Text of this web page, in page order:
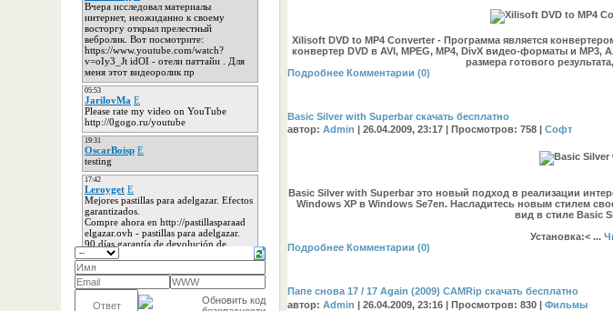
Xilisoft DVD to MP4 Converter- Программа является
конвертер DVD в AVI, MPEG, MP4, DivX видео-форматы и
размера готового
Подробнее Комментарии (0)
Basic Silver with Superbar скачать бесплатно
автор:Admin | 26.04.2009, 23:17 | Просмотров: 758 |Софт
Basic Silver with Superbarэто новый подход в реализации
Windows XP в Windows Se7en. Насладитесь новым стилем
вид в стиле Basic
Установка:<...
Подробнее Комментарии (0)
Папе снова 17 / 17 Again (2009) CAMRip скачать бесплатно
автор:Admin | 26.04.2009, 23:16 | Просмотров: 830 |Фильмы